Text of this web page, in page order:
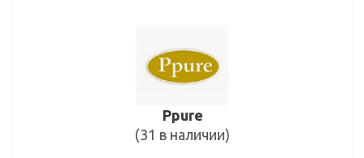
Ppure
(31 в наличии)